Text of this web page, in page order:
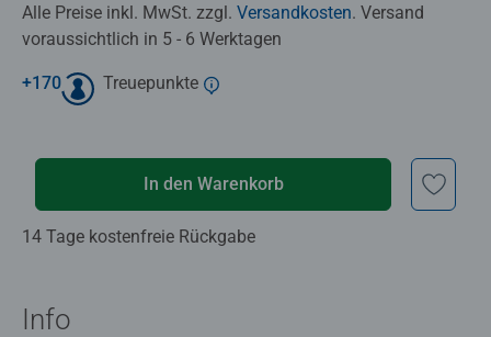
Alle Preise inkl. MwSt. zzgl. Versandkosten. Versand
voraussichtlich in 5 - 6 Werktagen
+170 Treuepunkte
In den Warenkorb
14 Tage kostenfreie Rückgabe
Info